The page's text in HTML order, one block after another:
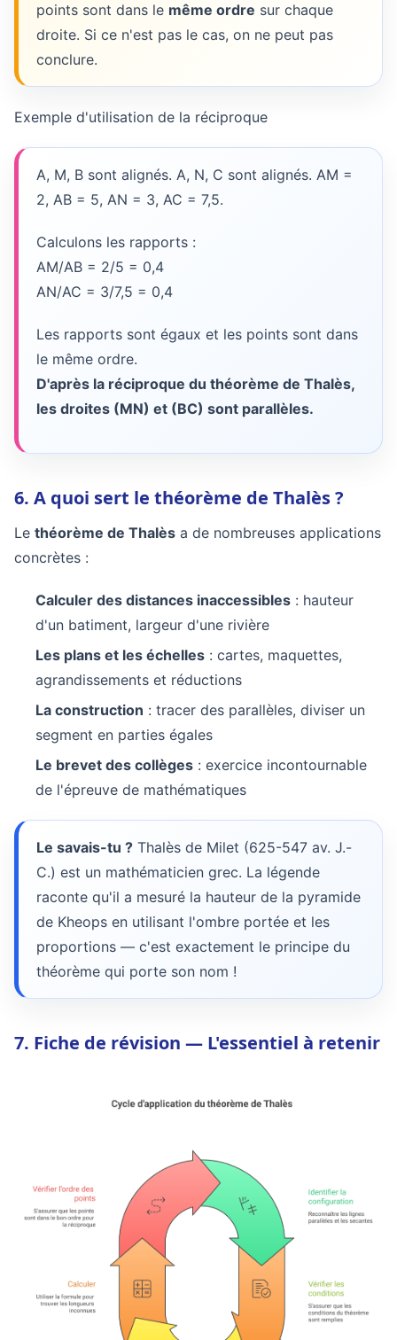
points sont dans le même ordre sur chaque
droite. Si ce n'est pas le cas, on ne peut pas
conclure.
Exemple d'utilisation de la réciproque
A, M, B sont alignés. A, N, C sont alignés. AM =
2, AB = 5, AN = 3, AC = 7,5.
Calculons les rapports :
AM/AB = 2/5 = 0,4
AN/AC = 3/7,5 = 0,4
Les rapports sont égaux et les points sont dans
le même ordre.
D'après la réciproque du théorème de Thalès,
les droites (MN) et (BC) sont parallèles.
6. A quoi sert le théorème de Thalès ?
Le théorème de Thalès a de nombreuses applications
concrètes :
Calculer des distances inaccessibles : hauteur
d'un batiment, largeur d'une rivière
Les plans et les échelles : cartes, maquettes,
agrandissements et réductions
La construction : tracer des parallèles, diviser un
segment en parties égales
Le brevet des collèges : exercice incontournable
de l'épreuve de mathématiques
Le savais-tu ? Thalès de Milet (625-547 av. J.-
C.) est un mathématicien grec. La légende
raconte qu'il a mesuré la hauteur de la pyramide
de Kheops en utilisant l'ombre portée et les
proportions — c'est exactement le principe du
théorème qui porte son nom !
7. Fiche de révision — L'essentiel à retenir